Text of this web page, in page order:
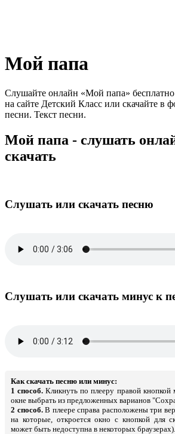
Мой папа
Слушайте онлайн «Мой папа» бесплатно
на сайте Детский Класс или скачайте в
песни. Текст песни.
Мой папа - слушать
скачать
Слушать или скачать песню
Слушать или скачать минус к
Как скачать песню или минус:
1 способ. Кликнуть по плееру правой
окне выбрать из предложенных варианов
2 способ.В плеере справа расположены три
на которые, откроется окно с кнопкой для
может быть недоступна в некоторых браузерах).